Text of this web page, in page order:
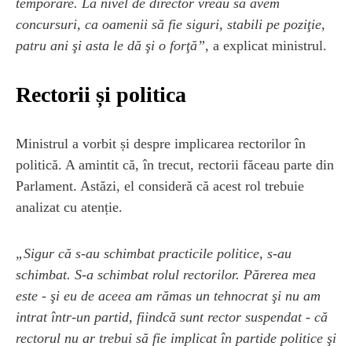
concursuri, ca oamenii să fie siguri, stabili pe poziţie,
patru ani şi asta le dă şi o forţă”, a explicat ministrul.
Rectorii și politica
Ministrul a vorbit și despre implicarea rectorilor în
politică. A amintit că, în trecut, rectorii făceau parte din
Parlament. Astăzi, el consideră că acest rol trebuie
analizat cu atenție.
„Sigur că s-au schimbat practicile politice, s-au
schimbat. S-a schimbat rolul rectorilor. Părerea mea
este - şi eu de aceea am rămas un tehnocrat şi nu am
intrat într-un partid, fiindcă sunt rector suspendat - că
rectorul nu ar trebui să fie implicat în partide politice şi